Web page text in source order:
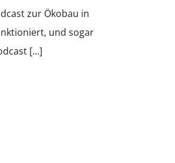
zur Ökobau in
und sogar
[...]